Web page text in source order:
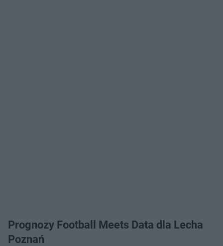
Prognozy Football Meets Data dla Lecha
Poznań